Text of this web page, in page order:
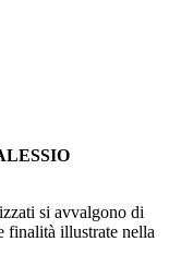
si avvalgono di
finalità illustrate nella